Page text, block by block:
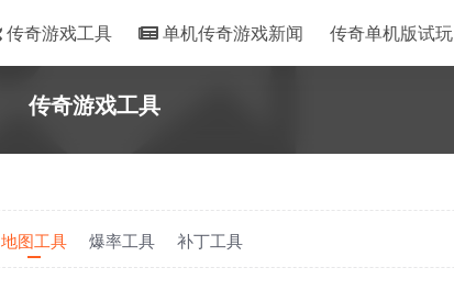
传奇游戏工具 单机传奇游戏新闻 传奇单机版试玩
传奇游戏工具
地图工具 爆率工具 补丁工具